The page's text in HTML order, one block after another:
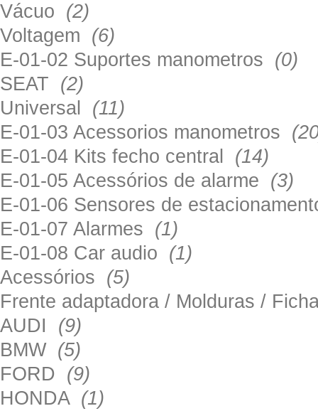
Vácuo (2)
Voltagem (6)
E-01-02 Suportes manometros (0)
SEAT (2)
Universal (11)
E-01-03 Acessorios manometros
E-01-04 Kits fecho central (14)
E-01-05 Acessórios de alarme (3)
E-01-06 Sensores de
E-01-07 Alarmes (1)
E-01-08 Car audio (1)
Acessórios (5)
Frente adaptadora / Molduras /
AUDI (9)
BMW (5)
FORD (9)
HONDA (1)